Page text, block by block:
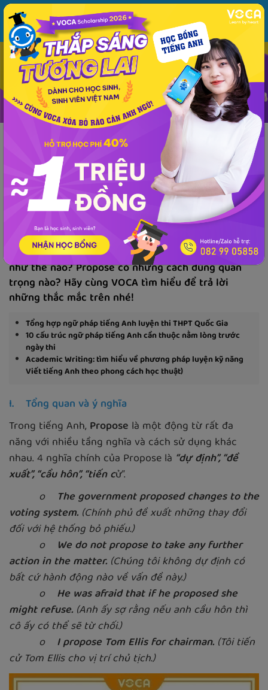
MENU ĐĂNG NHẬP
Từ vựng Ngữ pháp Mẫu câu Học phát âm Luyện viết
Kiến thức ngữ pháp
Phương pháp - kinh nghiệm
Ngữ pháp
Kiến thức ngữ pháp
Tất tần tật cấu trúc Propose trong tiếng Anh
đăng lúc 15:32 18/04/2022
Propose là gì? Cấu trúc của Propose được sử dụng
như thế nào? Propose có những cách dùng quan
trọng nào? Hãy cùng VOCA tìm hiểu để trả lời
những thắc mắc trên nhé!
Tổng hợp ngữ pháp tiếng Anh luyện thi THPT Quốc Gia
10 cấu trúc ngữ pháp tiếng Anh cần thuộc nằm lòng trước
ngày thi
Academic Writing: tìm hiểu về phương pháp luyện kỹ năng
Viết tiếng Anh theo phong cách học thuật)
I. Tổng quan và ý nghĩa
Trong tiếng Anh, Propose là một động từ rất đa
năng với nhiều tầng nghĩa và cách sử dụng khác
nhau. 4 nghĩa chính của Propose là “dự định”, “đề
xuất”, “cầu hôn”, “tiến cử”.
o The government proposed changes to the
voting system. (Chính phủ đề xuất những thay đổi
đối với hệ thống bỏ phiếu.)
o We do not propose to take any further
action in the matter. (Chúng tôi không dự định có
bất cứ hành động nào về vấn đề này.)
o He was afraid that if he proposed she
might refuse. (Anh ấy sợ rằng nếu anh cầu hôn thì
cô ấy có thể sẽ từ chối.)
o I propose Tom Ellis for chairman. (Tôi tiến
cử Tom Ellis cho vị trí chủ tịch.)